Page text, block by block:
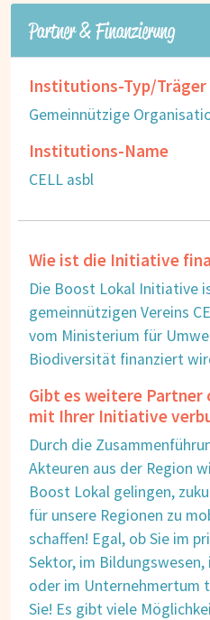
Partner & Finanzierung
Institutions-Typ/Träger
Gemeinnützige
Institutions-Name
CELL asbl
Wie ist die Initiative
Die Boost Lokal Initiative
gemeinnützigen Vereins
vom Ministerium für
Biodiversität finanziert
Gibt es weitere Partner
mit Ihrer Initiative
Durch die
Akteuren aus der Region
Boost Lokal gelingen,
für unsere Regionen zu
schaffen! Egal, ob Sie im
Sektor, im
oder im Unternehmertum
Sie! Es gibt viele